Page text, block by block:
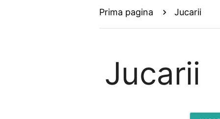
Prima pagina Jucarii
Jucarii